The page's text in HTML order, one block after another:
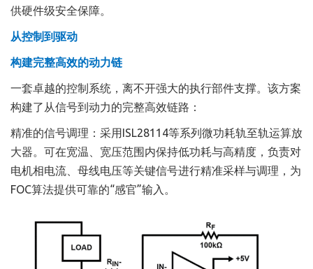
供硬件级安全保障。
从控制到驱动
构建完整高效的动力链
一套卓越的控制系统，离不开强大的执行部件支撑。该方案
构建了从信号到动力的完整高效链路：
精准的信号调理：采用ISL28114等系列微功耗轨至轨运算放
大器。可在宽温、宽压范围内保持低功耗与高精度，负责对
电机相电流、母线电压等关键信号进行精准采样与调理，为
FOC算法提供可靠的“感官”输入。